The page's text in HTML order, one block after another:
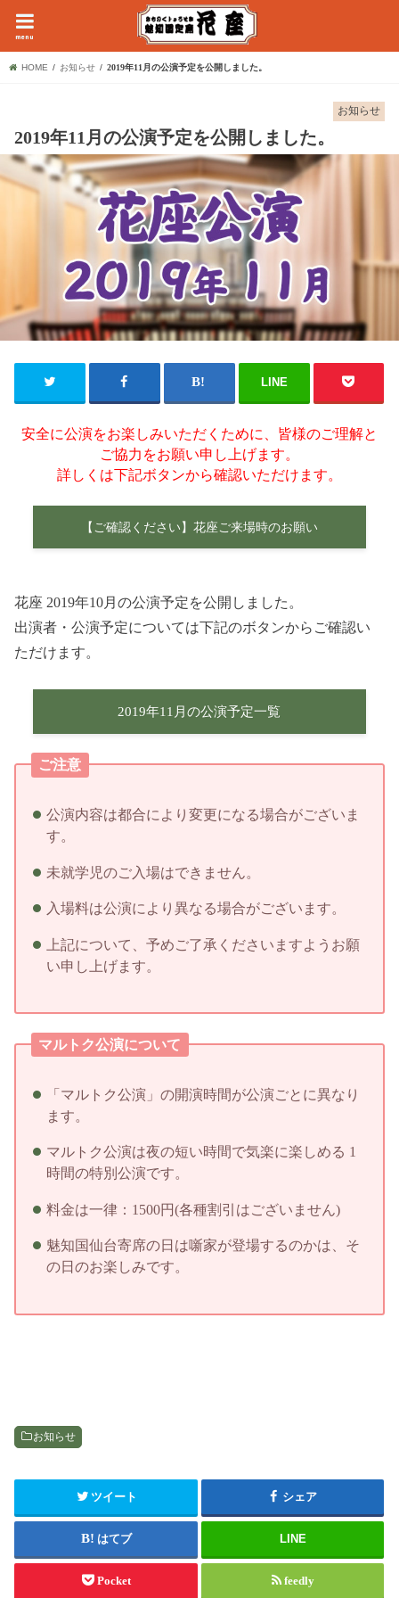
menu
HOME お知らせ 2019年11月の公演予定を公開しました。
お知らせ
2019年11月の公演予定を公開しました。
LINE
安全に公演をお楽しみいただくために、皆様のご理解と
ご協力をお願い申し上げます。
詳しくは下記ボタンから確認いただけます。
【ご確認ください】花座ご来場時のお願い
花座 2019年10月の公演予定を公開しました。
出演者・公演予定については下記のボタンからご確認い
ただけます。
2019年11月の公演予定一覧
ご注意
公演内容は都合により変更になる場合がございま
す。
未就学児のご入場はできません。
入場料は公演により異なる場合がございます。
上記について、予めご了承くださいますようお願
い申し上げます。
マルトク公演について
「マルトク公演」の開演時間が公演ごとに異なり
ます。
マルトク公演は夜の短い時間で気楽に楽しめる 1
時間の特別公演です。
料金は一律：1500円(各種割引はございません)
魅知国仙台寄席の日は噺家が登場するのかは、そ
の日のお楽しみです。
お知らせ
ツイート シェア
はてブ LINE
Pocket feedly